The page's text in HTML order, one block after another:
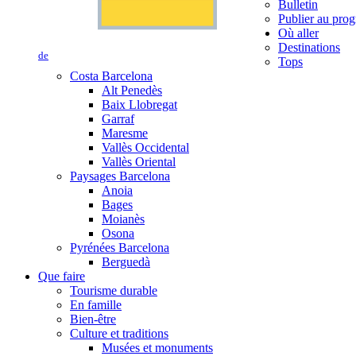
de
Bulletin
Publier au
Où aller
Destinations
Tops
Costa Barcelona
Alt Penedès
Baix Llobregat
Garraf
Maresme
Vallès Occidental
Vallès Oriental
Paysages Barcelona
Anoia
Bages
Moianès
Osona
Pyrénées Barcelona
Berguedà
Que faire
Tourisme durable
En famille
Bien-être
Culture et traditions
Musées et monuments